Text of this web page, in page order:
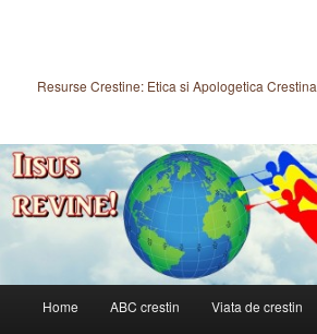
contentResurse Crestine: Etica si Apologetica Crestina
Home ABC crestin Viata de crestin